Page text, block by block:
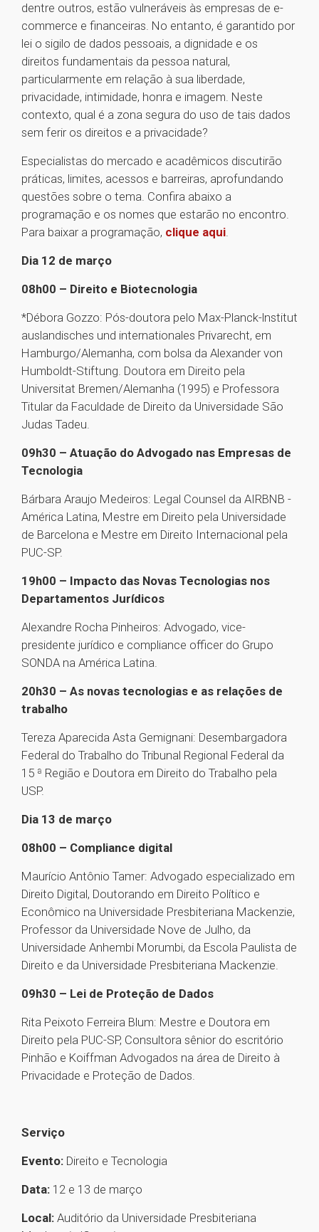
dentre outros, estão vulneráveis às empresas de e-
commerce e financeiras. No entanto, é garantido por
lei o sigilo de dados pessoais, a dignidade e os
direitos fundamentais da pessoa natural,
particularmente em relação à sua liberdade,
privacidade, intimidade, honra e imagem. Neste
contexto, qual é a zona segura do uso de tais dados
sem ferir os direitos e a privacidade?
Especialistas do mercado e acadêmicos discutirão
práticas, limites, acessos e barreiras, aprofundando
questões sobre o tema. Confira abaixo a
programação e os nomes que estarão no encontro.
Para baixar a programação, clique aqui.
Dia 12 de março
08h00 – Direito e Biotecnologia
*Débora Gozzo: Pós-doutora pelo Max-Planck-lnstitut
auslandisches und internationales Privarecht, em
Hamburgo/Alemanha, com bolsa da Alexander von
Humboldt-Stiftung. Doutora em Direito pela
Universitat Bremen/Alemanha (1995) e Professora
Titular da Faculdade de Direito da Universidade São
Judas Tadeu.
09h30 – Atuação do Advogado nas Empresas de
Tecnologia
Bárbara Araujo Medeiros: Legal Counsel da AIRBNB -
América Latina, Mestre em Direito pela Universidade
de Barcelona e Mestre em Direito Internacional pela
PUC-SP.
19h00 – Impacto das Novas Tecnologias nos
Departamentos Jurídicos
Alexandre Rocha Pinheiros: Advogado, vice-
presidente jurídico e compliance officer do Grupo
SONDA na América Latina.
20h30 – As novas tecnologias e as relações de
trabalho
Tereza Aparecida Asta Gemignani: Desembargadora
Federal do Trabalho do Tribunal Regional Federal da
15 ª Região e Doutora em Direito do Trabalho pela
USP.
Dia 13 de março
08h00 – Compliance digital
Maurício Antônio Tamer: Advogado especializado em
Direito Digital, Doutorando em Direito Político e
Econômico na Universidade Presbiteriana Mackenzie,
Professor da Universidade Nove de Julho, da
Universidade Anhembi Morumbi, da Escola Paulista de
Direito e da Universidade Presbiteriana Mackenzie.
09h30 – Lei de Proteção de Dados
Rita Peixoto Ferreira Blum: Mestre e Doutora em
Direito pela PUC-SP, Consultora sênior do escritório
Pinhão e Koiffman Advogados na área de Direito à
Privacidade e Proteção de Dados.
Serviço
Evento: Direito e Tecnologia
Data: 12 e 13 de março
Local: Auditório da Universidade Presbiteriana